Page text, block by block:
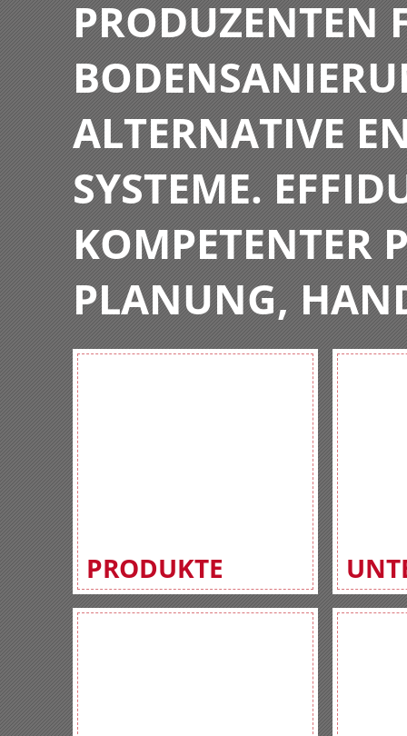
PRODUZENTEN
ALTERNATIVE
SYSTEME.
KOMPETENTER
PLANUNG,
PRODUKTE